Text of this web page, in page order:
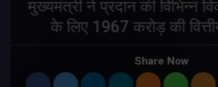
मुख्यमंत्री ने प्रदान की विभिन्न
के लिए 1967 करोड़ की
Share Now